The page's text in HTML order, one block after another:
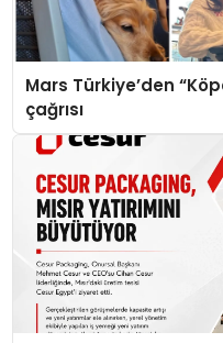
Mars Türkiye’den
çağrısı